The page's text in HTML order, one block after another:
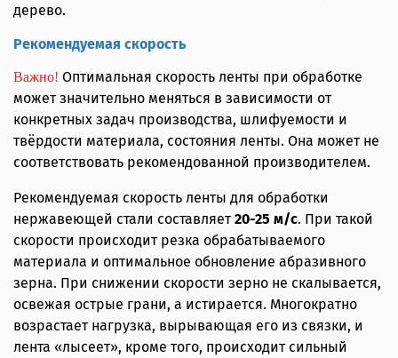
дерево.
Рекомендуемая скорость
Важно! Оптимальная скорость ленты при обработке
может значительно меняться в зависимости от
конкретных задач производства, шлифуемости и
твёрдости материала, состояния ленты. Она может не
соответствовать рекомендованной производителем.
Рекомендуемая скорость ленты для обработки
нержавеющей стали составляет20-25 м/с. При такой
скорости происходит резка обрабатываемого
материала и оптимальное обновление абразивного
зерна. При снижении скорости зерно не скалывается,
освежая острые грани, а истирается. Многократно
возрастает нагрузка, вырывающая его из связки, и
лента «лысеет», кроме того, происходит сильный